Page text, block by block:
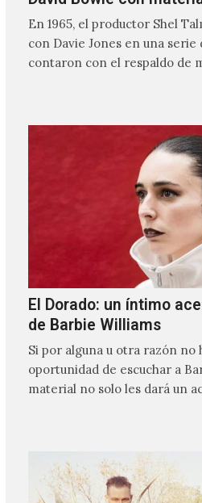
En 1965, el productor Shel
con Davie Jones en una
contaron con el respaldo de
El Dorado: un íntimo
de Barbie Williams
Si por alguna u otra razón no
oportunidad de escuchar a
material no solo les dará un